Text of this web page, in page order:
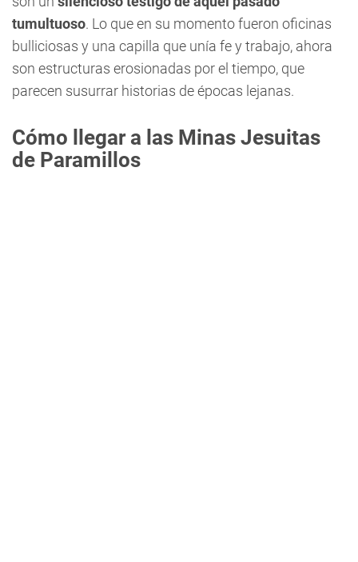
tumultuoso. Lo que en su momento fueron oficinas
bulliciosas y una capilla que unía fe y trabajo, ahora
son estructuras erosionadas por el tiempo, que
parecen susurrar historias de épocas lejanas.
Cómo llegar a las Minas Jesuitas
de Paramillos